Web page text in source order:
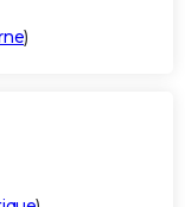
)